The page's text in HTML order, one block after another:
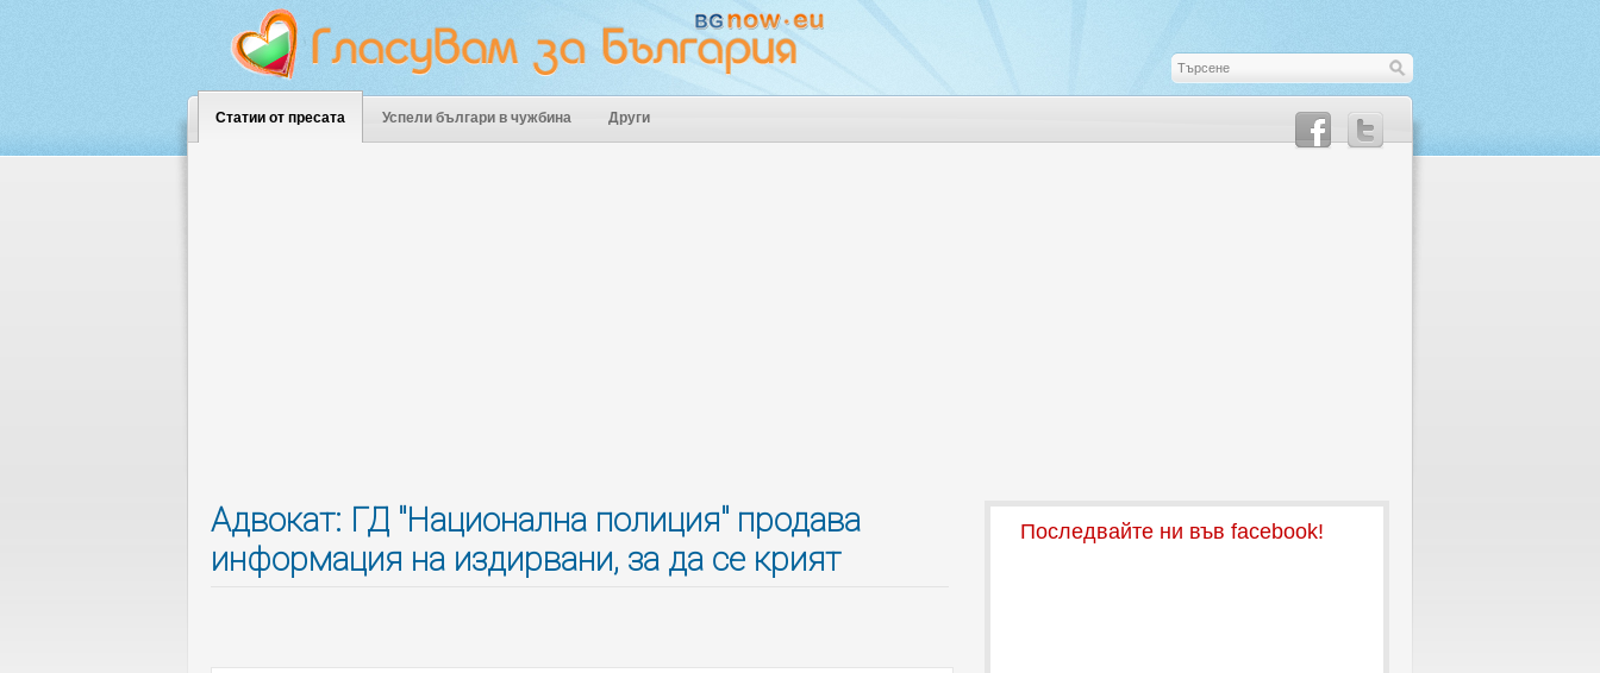
Статии от пресата Успели българи в чужбина Други
Адвокат: ГД "Национална полиция" продава
информация на издирвани, за да се крият
Последвайте ни във facebook!